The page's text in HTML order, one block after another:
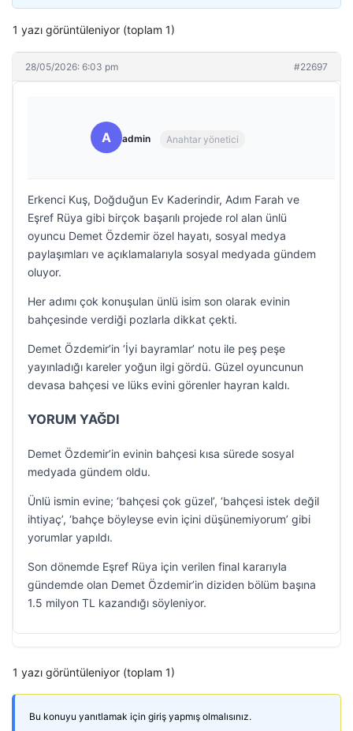
1 yazı görüntüleniyor (toplam 1)
28/05/2026: 6:03 pm #22697
A admin Anahtar yönetici
Erkenci Kuş, Doğduğun Ev Kaderindir, Adım Farah ve
Eşref Rüya gibi birçok başarılı projede rol alan ünlü
oyuncu Demet Özdemir özel hayatı, sosyal medya
paylaşımları ve açıklamalarıyla sosyal medyada gündem
oluyor.
Her adımı çok konuşulan ünlü isim son olarak evinin
bahçesinde verdiği pozlarla dikkat çekti.
Demet Özdemir’in ‘İyi bayramlar’ notu ile peş peşe
yayınladığı kareler yoğun ilgi gördü. Güzel oyuncunun
devasa bahçesi ve lüks evini görenler hayran kaldı.
YORUM YAĞDI
Demet Özdemir’in evinin bahçesi kısa sürede sosyal
medyada gündem oldu.
Ünlü ismin evine; ‘bahçesi çok güzel’, ‘bahçesi istek değil
ihtiyaç’, ‘bahçe böyleyse evin içini düşünemiyorum’ gibi
yorumlar yapıldı.
Son dönemde Eşref Rüya için verilen final kararıyla
gündemde olan Demet Özdemir’in diziden bölüm başına
1.5 milyon TL kazandığı söyleniyor.
1 yazı görüntüleniyor (toplam 1)
Bu konuyu yanıtlamak için giriş yapmış olmalısınız.